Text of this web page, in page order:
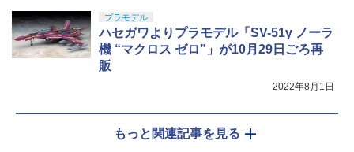
プラモデル
ハセガワよりプラモデル「SV-51γ ノーラ
機 “マクロス ゼロ”」が10月29日ごろ再
販
2022年8月1日
もっと関連記事を見る